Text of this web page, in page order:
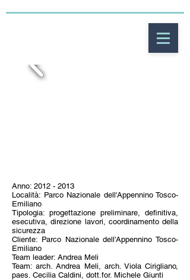
Anno: 2012 - 2013
Località: Parco Nazionale dell'Appennino Tosco-
Emiliano
Tipologia: progettazione preliminare, definitiva,
esecutiva, direzione lavori, coordinamento della
sicurezza
Cliente: Parco Nazionale dell'Appennino Tosco-
Emiliano
Team leader: Andrea Meli
Team: arch. Andrea Meli, arch. Viola Cirigliano,
paes. Cecilia Caldini, dott.for. Michele Giunti